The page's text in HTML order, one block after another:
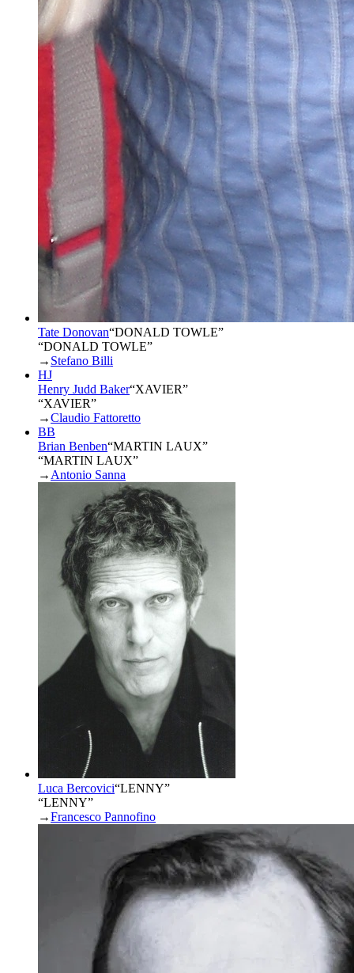
Tate Donovan“DONALD TOWLE”
“DONALD TOWLE”
→ Stefano Billi
HJ
Henry Judd Baker“XAVIER”
“XAVIER”
→Claudio Fattoretto
BB
Brian Benben“MARTIN LAUX”
“MARTIN LAUX”
→ Antonio Sanna
Luca Bercovici“LENNY”
“LENNY”
→Francesco Pannofino